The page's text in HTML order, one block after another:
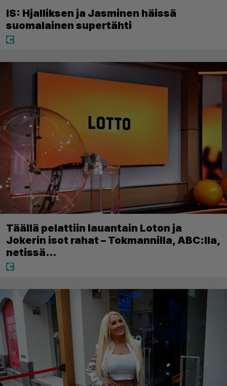
IS: Hjalliksen ja Jasminen häissä
suomalainen supertähti
Täällä pelattiin lauantain Loton ja
Jokerin isot rahat – Tokmannilla, ABC:lla,
netissä…